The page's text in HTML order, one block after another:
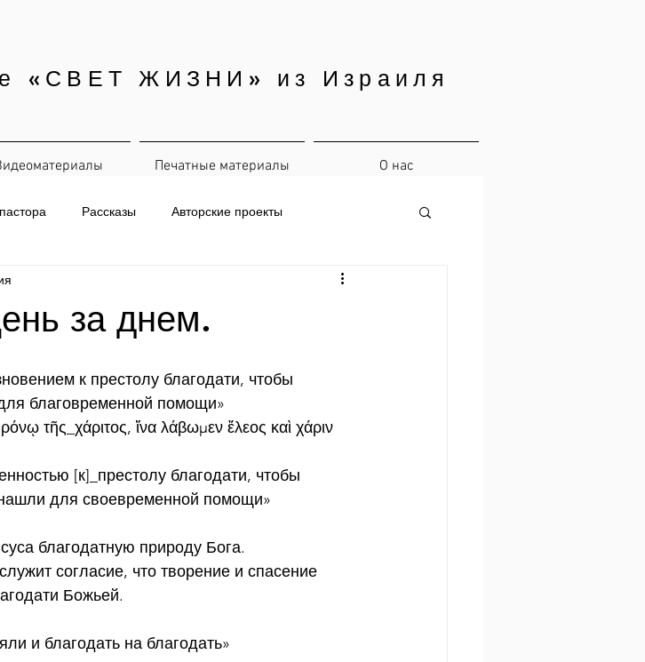
«СВЕТ ЖИЗНИ» из Израиля
Печатные материалы О нас
Рассказы Авторские проекты
за днем.
к престолу благодати, чтобы
благовременной помощи»
τῆς_χάριτος, ἵνα λάβωμεν ἔλεος καὶ χάριν
[к]_престолу благодати, чтобы
для своевременной помощи»
благодатную природу Бога.
согласие, что творение и спасение
Божьей.
и благодать на благодать»